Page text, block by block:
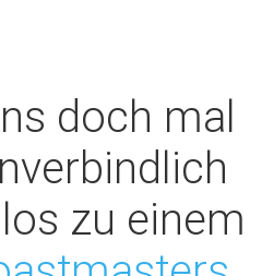
doch mal
zu einem